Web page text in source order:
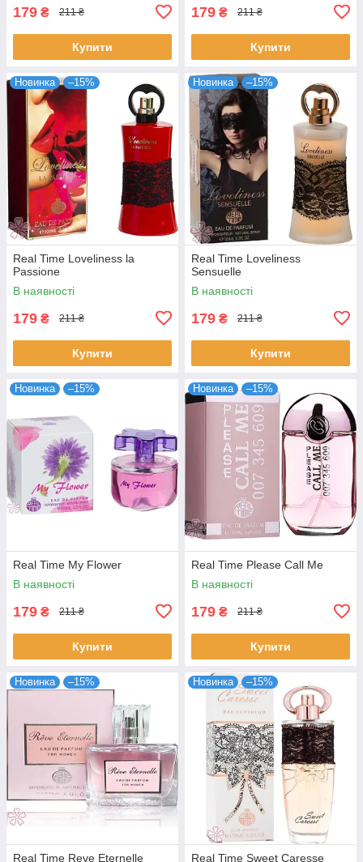
179 ₴ 211 ₴
Купити
179 ₴ 211 ₴
Купити
Новинка –15%
Real Time Loveliness la
Passione
В наявності
179 ₴ 211 ₴
Купити
Новинка –15%
Real Time Loveliness
Sensuelle
В наявності
179 ₴ 211 ₴
Купити
Новинка –15%
Real Time My Flower
В наявності
179 ₴ 211 ₴
Купити
Новинка –15%
Real Time Please Call Me
В наявності
179 ₴ 211 ₴
Купити
Новинка –15%
Real Time Reve Eternelle
Новинка –15%
Real Time Sweet Caresse